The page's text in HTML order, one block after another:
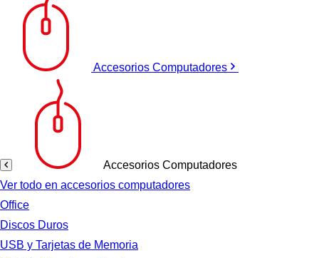
Accesorios Computadores
Accesorios Computadores
Ver todo en accesorios computadores
Office
Discos Duros
USB y Tarjetas de Memoria